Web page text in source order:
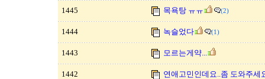
1445 목욕탕 ㅠㅠ (2)
1444 녹슬었다 (1)
1443 모르는게약...
1442 연애고민인데요..좀 도와주세